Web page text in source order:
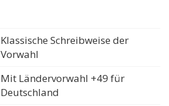
Klassische Schreibweise der
Vorwahl
Mit Ländervorwahl +49 für
Deutschland